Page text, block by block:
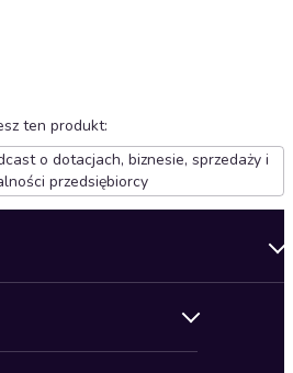
ten produkt:
o dotacjach, biznesie, sprzedaży i
przedsiębiorcy